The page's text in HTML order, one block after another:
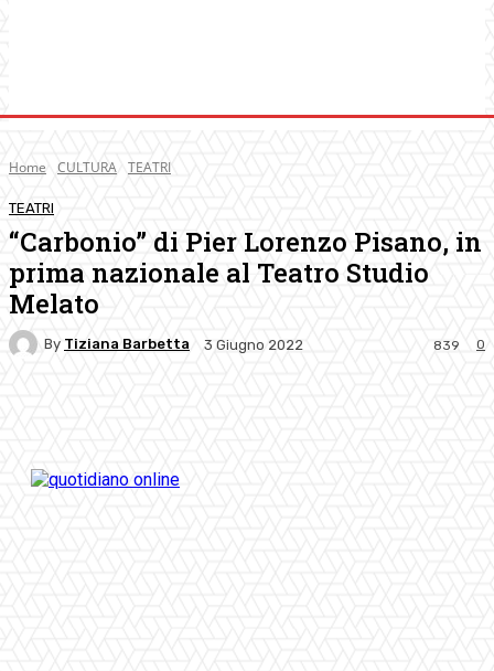
Home CULTURA TEATRI
TEATRI
“Carbonio” di Pier Lorenzo Pisano, in
prima nazionale al Teatro Studio
Melato
By Tiziana Barbetta 3 Giugno 2022 0
839